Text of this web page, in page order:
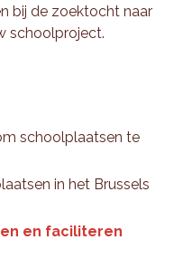
bij de zoektocht naar
schoolproject.
schoolplaatsen te
in het Brussels
en faciliteren